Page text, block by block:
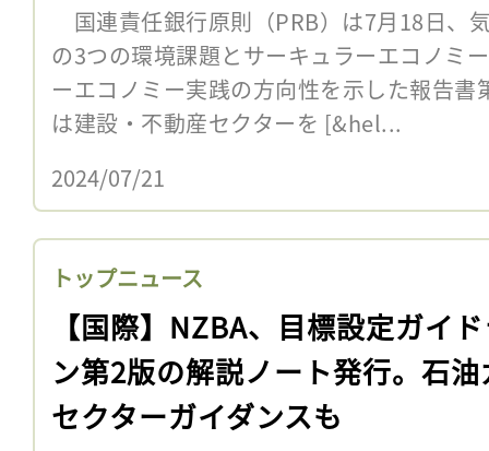
国連責任銀行原則（PRB）は7月18日、
の3つの環境課題とサーキュラーエコノミ
ーエコノミー実践の方向性を示した報告
は建設・不動産セクターを [&hel...
2024/07/21
トップニュース
【国際】NZBA、目標設定ガイ
ン第2版の解説ノート発行。石
セクターガイダンスも